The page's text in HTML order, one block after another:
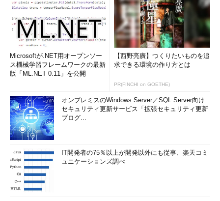
Microsoftが.NET用オープンソー
ス機械学習フレームワークの最新
版「ML.NET 0.11」を公開
【西野亮廣】つくりたいものを追
求できる環境の作り方とは
PR(FINCHI on GOETHE)
オンプレミスのWindows Server／SQL Server向け
セキュリティ更新サービス「拡張セキュリティ更新
プログ...
IT開発者の75％以上が開発以外にも従事、楽天コミ
ュニケーションズ調べ